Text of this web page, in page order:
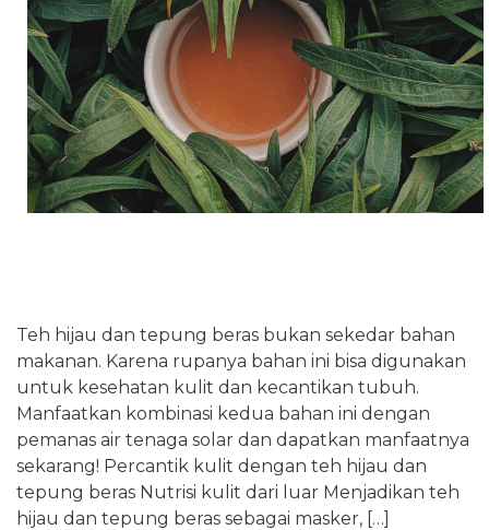
Teh hijau dan tepung beras bukan sekedar bahan
makanan. Karena rupanya bahan ini bisa digunakan
untuk kesehatan kulit dan kecantikan tubuh.
Manfaatkan kombinasi kedua bahan ini dengan
pemanas air tenaga solar dan dapatkan manfaatnya
sekarang! Percantik kulit dengan teh hijau dan
tepung beras Nutrisi kulit dari luar Menjadikan teh
hijau dan tepung beras sebagai masker, […]